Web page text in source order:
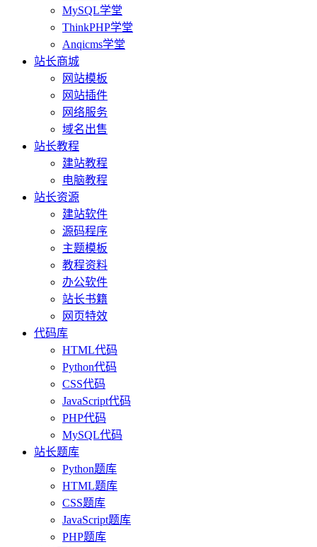
MySQL学堂
ThinkPHP学堂
Anqicms学堂
站长商城
网站模板
网站插件
网络服务
域名出售
站长教程
建站教程
电脑教程
站长资源
建站软件
源码程序
主题模板
教程资料
办公软件
站长书籍
网页特效
代码库
HTML代码
Python代码
CSS代码
JavaScript代码
PHP代码
MySQL代码
站长题库
Python题库
HTML题库
CSS题库
JavaScript题库
PHP题库